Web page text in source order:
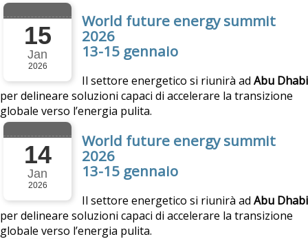
15
Jan
2026
World future energy summit
2026
13-15 gennaio
Il settore energetico si riunirà ad Abu Dhabi
per delineare soluzioni capaci di accelerare la transizione
globale verso l’energia pulita.
14
Jan
2026
World future energy summit
2026
13-15 gennaio
Il settore energetico si riunirà ad Abu Dhabi
per delineare soluzioni capaci di accelerare la transizione
globale verso l’energia pulita.